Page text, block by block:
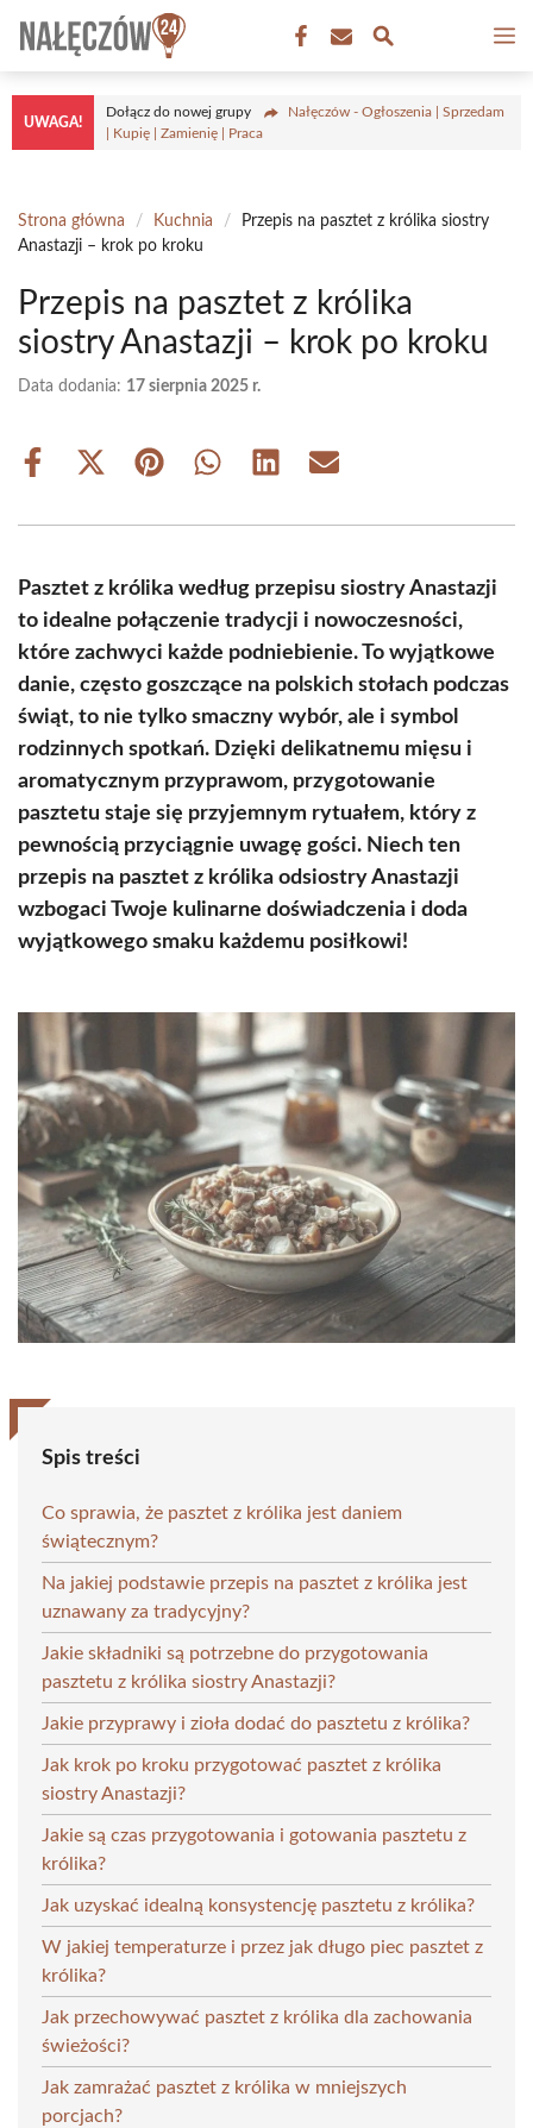
treści
UWAGA!
Dołącz do nowej grupy
Nałęczów - Ogłoszenia | Sprzedam
| Kupię | Zamienię | Praca
Strona główna / Kuchnia /
Przepis na pasztet z królika siostry
Anastazji – krok po kroku
Przepis na pasztet z królika
siostry Anastazji – krok po kroku
Data dodania: 17 sierpnia 2025 r.
Share
Share
(Twitter)
Share Share Share Share
Pasztet z królika według przepisu siostry Anastazji
to idealne połączenie tradycji i nowoczesności,
które zachwyci każde podniebienie. To wyjątkowe
danie, często goszczące na polskich stołach podczas
świąt, to nie tylko smaczny wybór, ale i symbol
rodzinnych spotkań. Dzięki delikatnemu mięsu i
aromatycznym przyprawom, przygotowanie
pasztetu staje się przyjemnym rytuałem, który z
pewnością przyciągnie uwagę gości. Niech ten
przepis na pasztet z królika odsiostry Anastazji
wzbogaci Twoje kulinarne doświadczenia i doda
wyjątkowego smaku każdemu posiłkowi!
Spis treści
Co sprawia, że pasztet z królika jest daniem
świątecznym?
Na jakiej podstawie przepis na pasztet z królika jest
uznawany za tradycyjny?
Jakie składniki są potrzebne do przygotowania
pasztetu z królika siostry Anastazji?
Jakie przyprawy i zioła dodać do pasztetu z królika?
Jak krok po kroku przygotować pasztet z królika
siostry Anastazji?
Jakie są czas przygotowania i gotowania pasztetu z
królika?
Jak uzyskać idealną konsystencję pasztetu z królika?
W jakiej temperaturze i przez jak długo piec pasztet z
królika?
Jak przechowywać pasztet z królika dla zachowania
świeżości?
Jak zamrażać pasztet z królika w mniejszych
porcjach?